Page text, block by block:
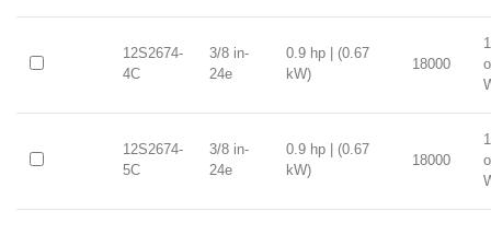
12S2674-
4C
3/8 in-
24e
0.9 hp | (0.67
kW)
18000
12S2674-
5C
3/8 in-
24e
0.9 hp | (0.67
kW)
18000